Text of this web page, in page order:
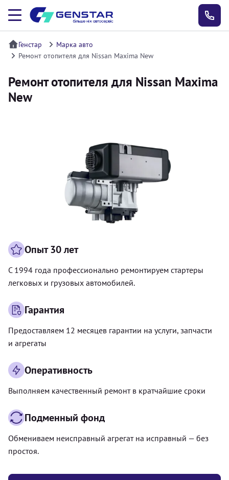
Генстар
Марка авто
Ремонт отопителя для Nissan Maxima New
Ремонт отопителя для Nissan Maxima
New
Опыт 30 лет
С 1994 года профессионально ремонтируем стартеры
легковых и грузовых автомобилей.
Гарантия
Предоставляем 12 месяцев гарантии на услуги, запчасти
и агрегаты
Оперативность
Выполняем качественный ремонт в кратчайшие сроки
Подменный фонд
Обмениваем неисправный агрегат на исправный — без
простоя.